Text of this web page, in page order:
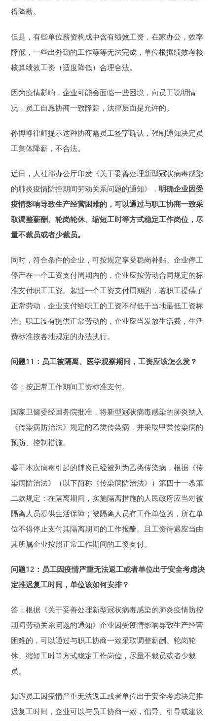
得降薪。
但是，有些单位薪资构成中含有绩效工资，在家办公，效率
降低，一些出外勤的工作等等无法完成，单位根据绩效考核
核算绩效工资（适度降低）合理合法。
因为疫情影响，企业可能会面临一些困境，向员工说明情
况，员工自愿协商一致降薪，法律层面是允许的。
孙博峥律师提示这种协商需员工签字确认，强制通知决定员
工集体降薪，不合法。
近日，人社部办公厅印发《关于妥善处理新型冠状病毒感染
的肺炎疫情防控期间劳动关系问题的通知》， 明确企业因受
疫情影响导致生产经营困难的，可以通过与职工协商一致采
取调整薪酬、轮岗轮休、缩短工时等方式稳定工作岗位，尽
量不裁员或者少裁员。
同时，符合条件的企业，可按规定享受稳岗补贴。企业停工
停产在一个工资支付周期内的，企业应按劳动合同规定的标
准支付职工工资。超过一个工资支付周期的，若职工提供了
正常劳动，企业支付给职工的工资不得低于当地最低工资标
准。职工没有提供正常劳动的，企业应当发放生活费，生活
费标准按各地规定的办法执行。
问题11：员工被隔离、医学观察期间，工资应该怎么发？
答：按正常工作期间工资标准支付。
国家卫健委经国务院批准，将新型冠状病毒感染的肺炎纳入
《传染病防治法》规定的乙类传染病，并采取甲类传染病的
预防、控制措施。
鉴于本次病毒引起的肺炎已经被列为乙类传染病，根据《传
染病防治法》（以下简称《传染病防治法》）第四十一条第
二款规定：在隔离期间，实施隔离措施的人民政府应当对被
隔离人员提供生活保障；被隔离人员有工作单位的，所在单
位不得停止支付其隔离期间的工作报酬。且工资待遇应当由
其所属企业按照正常工作期间的工资支付。
问题12：员工因疫情严重无法返工或者单位出于安全考虑决
定推迟复工时间，单位该如何安排？
答：根据《关于妥善处理新型冠状病毒感染的肺炎疫情防控
期间劳动关系问题的通知》企业因受疫情影响导致生产经营
困难的，可以通过与职工协商一致采取调整薪酬、轮岗轮
休、缩短工时等方式稳定工作岗位，尽量不裁员或者少裁
员。
如遇员工因疫情严重无法返工或者单位出于安全考虑决定推
迟复工时间，企业可以与员工协商一致，倡导、引导或建议